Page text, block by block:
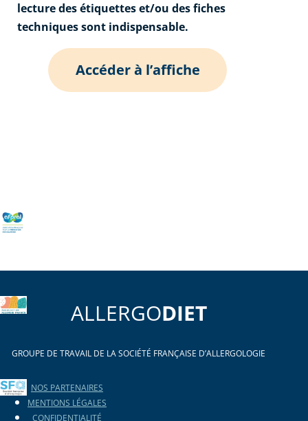
lecture des étiquettes et/ou des fiches
techniques sont indispensable.
Accéder à l’affiche
ALLERGODIET
GROUPE DE TRAVAIL DE LA SOCIÉTÉ FRANÇAISE D’ALLERGOLOGIE
NOS PARTENAIRES
MENTIONS LÉGALES
CONFIDENTIALITÉ